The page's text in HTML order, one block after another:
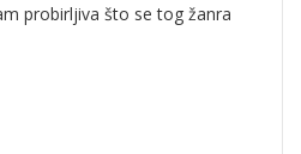
probirljiva što se tog žanra